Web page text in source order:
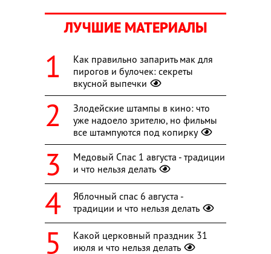
ЛУЧШИЕ МАТЕРИАЛЫ
Как правильно запарить мак для
пирогов и булочек: секреты
вкусной выпечки
Злодейские штампы в кино: что
уже надоело зрителю, но фильмы
все штампуются под копирку
Медовый Спас 1 августа - традиции
и что нельзя делать
Яблочный спас 6 августа -
традиции и что нельзя делать
Какой церковный праздник 31
июля и что нельзя делать